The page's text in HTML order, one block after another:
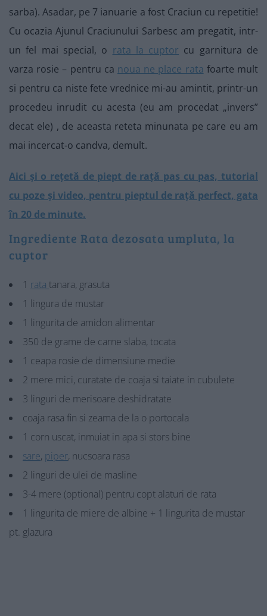
sarba). Asadar, pe 7 ianuarie a fost Craciun cu repetitie!
Cu ocazia Ajunul Craciunului Sarbesc am pregatit, intr-
un fel mai special, o rata la cuptor cu garnitura de
varza rosie – pentru ca noua ne place rata foarte mult
si pentru ca niste fete vrednice mi-au amintit, printr-un
procedeu inrudit cu acesta (eu am procedat „invers”
decat ele) , de aceasta reteta minunata pe care eu am
mai incercat-o candva, demult.
Aici și o rețetă de piept de rață pas cu pas, tutorial
cu poze și video, pentru pieptul de rață perfect, gata
în 20 de minute.
Ingrediente Rata dezosata umpluta, la
cuptor
1 rata tanara, grasuta
1 lingura de mustar
1 lingurita de amidon alimentar
350 de grame de carne slaba, tocata
1 ceapa rosie de dimensiune medie
2 mere mici, curatate de coaja si taiate in cubulete
3 linguri de merisoare deshidratate
coaja rasa fin si zeama de la o portocala
1 corn uscat, inmuiat in apa si stors bine
sare, piper, nucsoara rasa
2 linguri de ulei de masline
3-4 mere (optional) pentru copt alaturi de rata
1 lingurita de miere de albine + 1 lingurita de mustar
pt. glazura